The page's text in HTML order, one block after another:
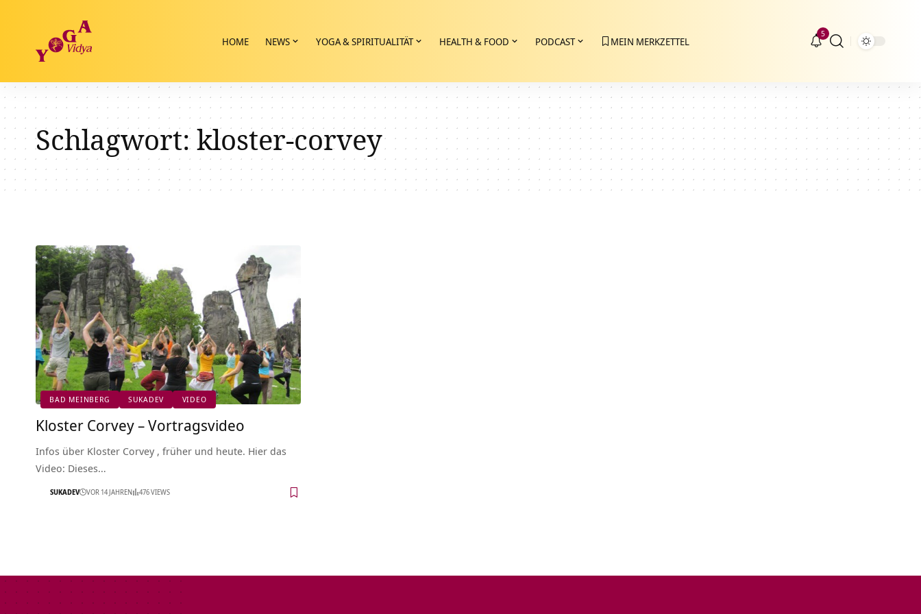
HOME NEWS YOGA & SPIRITUALITÄT HEALTH & FOOD PODCAST MEIN MERKZETTEL
5
Schlagwort:kloster-corvey
BAD MEINBERG SUKADEV VIDEO
Kloster Corvey‏‎ – Vortragsvideo
Infos über Kloster Corvey‏‎ , früher und heute. Hier das
Video: Dieses…
SUKADEV VOR 14 JAHREN 476 VIEWS